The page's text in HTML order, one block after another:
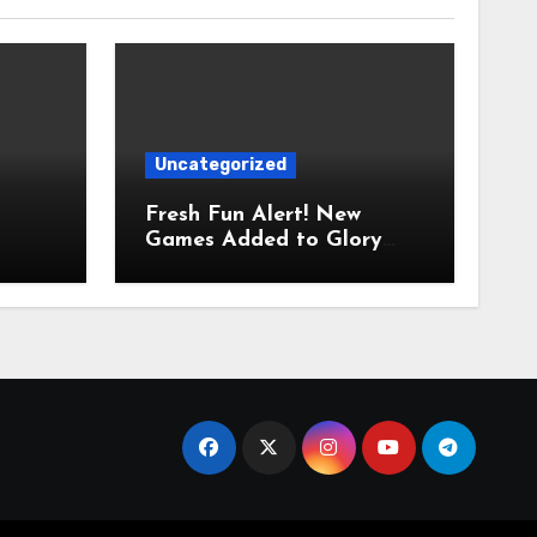
Uncategorized
Fresh Fun Alert! New
Games Added to Glory